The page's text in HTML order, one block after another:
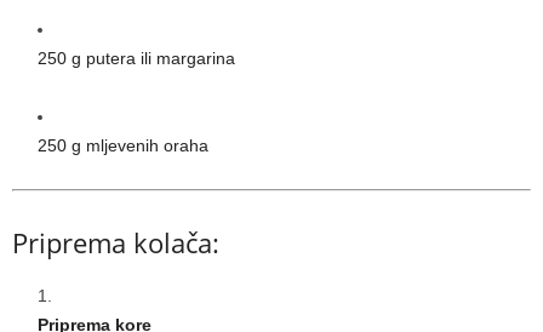
250 g putera ili margarina
250 g mljevenih oraha
Priprema kolača:
Priprema kore